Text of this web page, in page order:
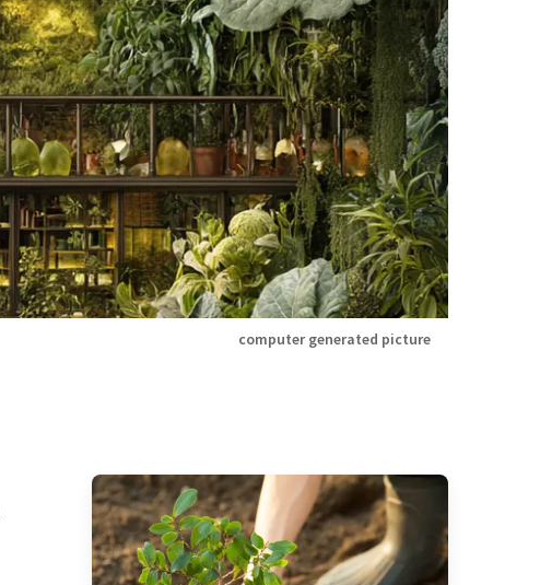
computer generated picture